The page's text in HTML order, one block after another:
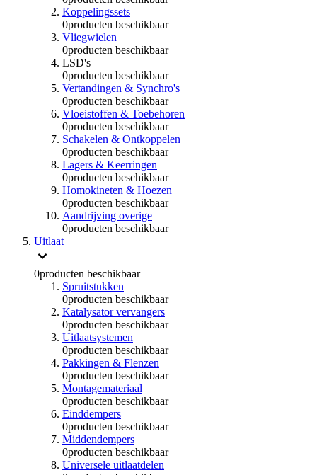
Koppelingssets
0producten beschikbaar
Vliegwielen
0producten beschikbaar
LSD's
0producten beschikbaar
Vertandingen & Synchro's
0producten beschikbaar
Vloeistoffen & Toebehoren
0producten beschikbaar
Schakelen & Ontkoppelen
0producten beschikbaar
Lagers & Keerringen
0producten beschikbaar
Homokineten & Hoezen
0producten beschikbaar
Aandrijving overige
0producten beschikbaar
Uitlaat
0producten beschikbaar
Spruitstukken
0producten beschikbaar
Katalysator vervangers
0producten beschikbaar
Uitlaatsystemen
0producten beschikbaar
Pakkingen & Flenzen
0producten beschikbaar
Montagemateriaal
0producten beschikbaar
Einddempers
0producten beschikbaar
Middendempers
0producten beschikbaar
Universele uitlaatdelen